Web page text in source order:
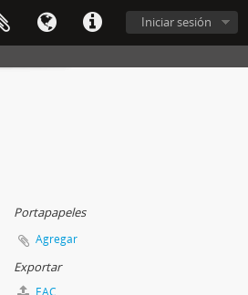
Iniciar sesión
Portapapeles
Agregar
Exportar
EAC